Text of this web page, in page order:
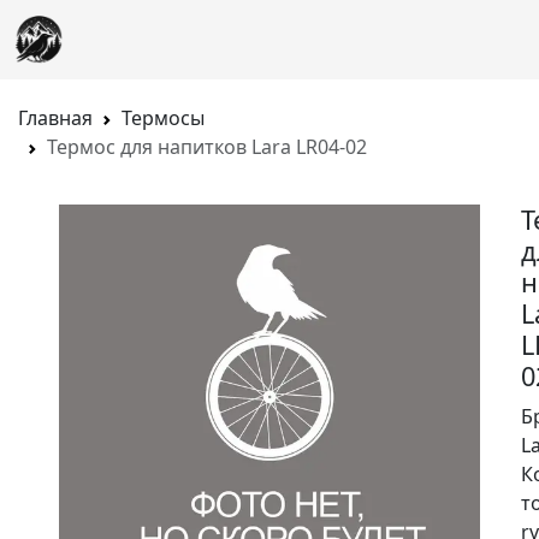
Главная
Термосы
Термос для напитков Lara LR04-02